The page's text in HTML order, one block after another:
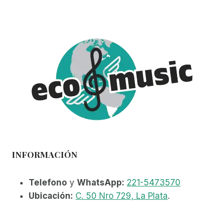
INFORMACIÓN
Telefono y WhatsApp: 221-5473570
Ubicación: C. 50 Nro 729, La Plata.